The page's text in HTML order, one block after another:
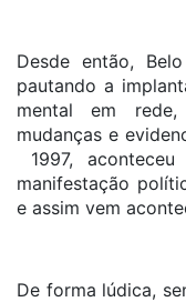
Desde então,
pautando a
mental em
mudanças e
1997,
manifestação
e assim vem
De forma lúdica,